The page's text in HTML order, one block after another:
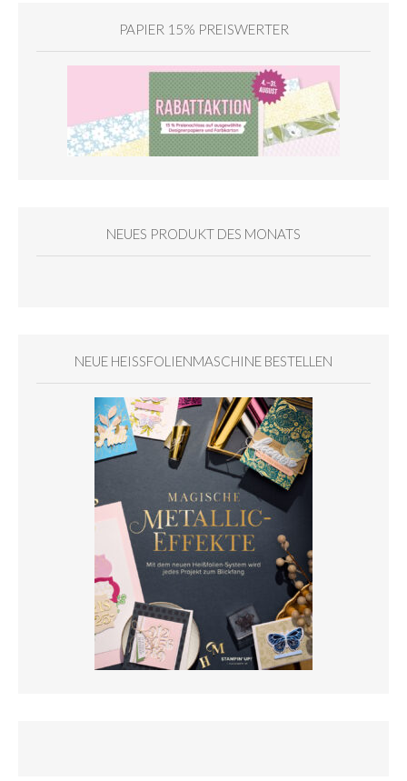
PAPIER 15% PREISWERTER
NEUES PRODUKT DES MONATS
NEUE HEISSFOLIENMASCHINE BESTELLEN